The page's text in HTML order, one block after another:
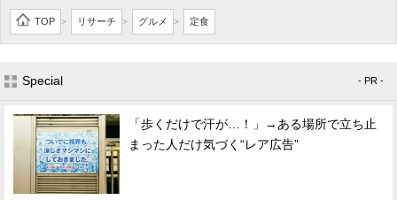
TOP > リサーチ > グルメ > 定食
Special - PR -
「歩くだけで汗が…！」→ある場所で立ち止
まった人だけ気づく“レア広告”